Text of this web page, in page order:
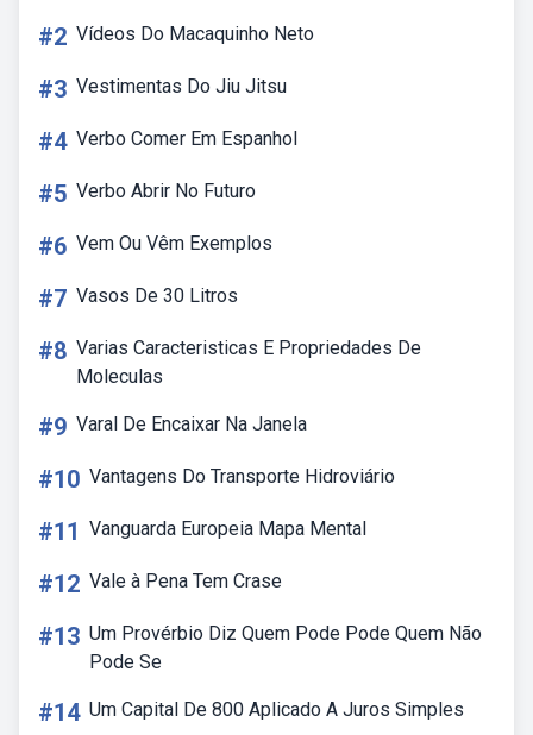
#2 Vídeos Do Macaquinho Neto
#3 Vestimentas Do Jiu Jitsu
#4 Verbo Comer Em Espanhol
#5 Verbo Abrir No Futuro
#6 Vem Ou Vêm Exemplos
#7 Vasos De 30 Litros
#8 Varias Caracteristicas E Propriedades De
Moleculas
#9 Varal De Encaixar Na Janela
#10 Vantagens Do Transporte Hidroviário
#11 Vanguarda Europeia Mapa Mental
#12 Vale à Pena Tem Crase
#13 Um Provérbio Diz Quem Pode Pode Quem Não
Pode Se
#14 Um Capital De 800 Aplicado A Juros Simples